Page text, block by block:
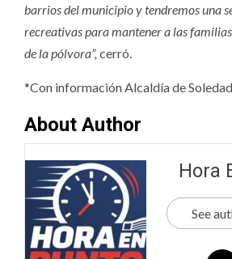
barrios del municipio y tendremos una
recreativas para mantener a las
de la pólvora”, cerró.
*Con información Alcaldía de
About Author
Hora
See